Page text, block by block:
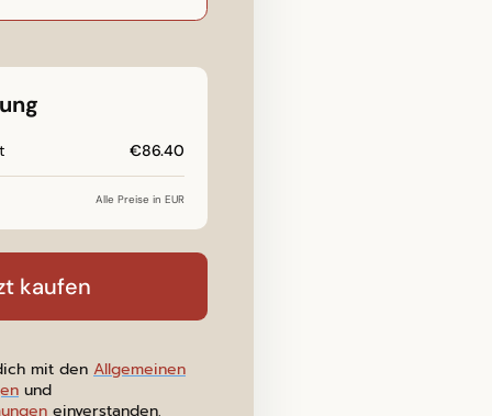
€86.40
Alle Preise in EUR
kaufen
mit den Allgemeinen
und
einverstanden.